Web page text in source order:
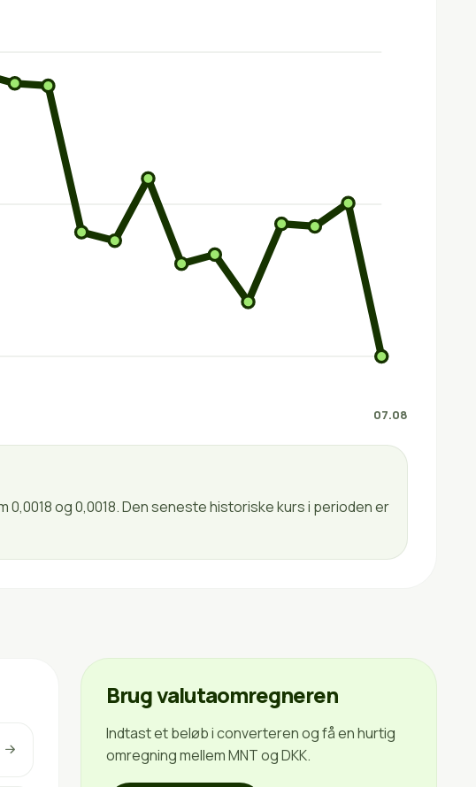
07.08
og 0,0018. Den seneste historiske kurs i perioden er
Brug valutaomregneren
Indtast et beløb i converteren og få en hurtig
omregning mellem MNT og DKK.